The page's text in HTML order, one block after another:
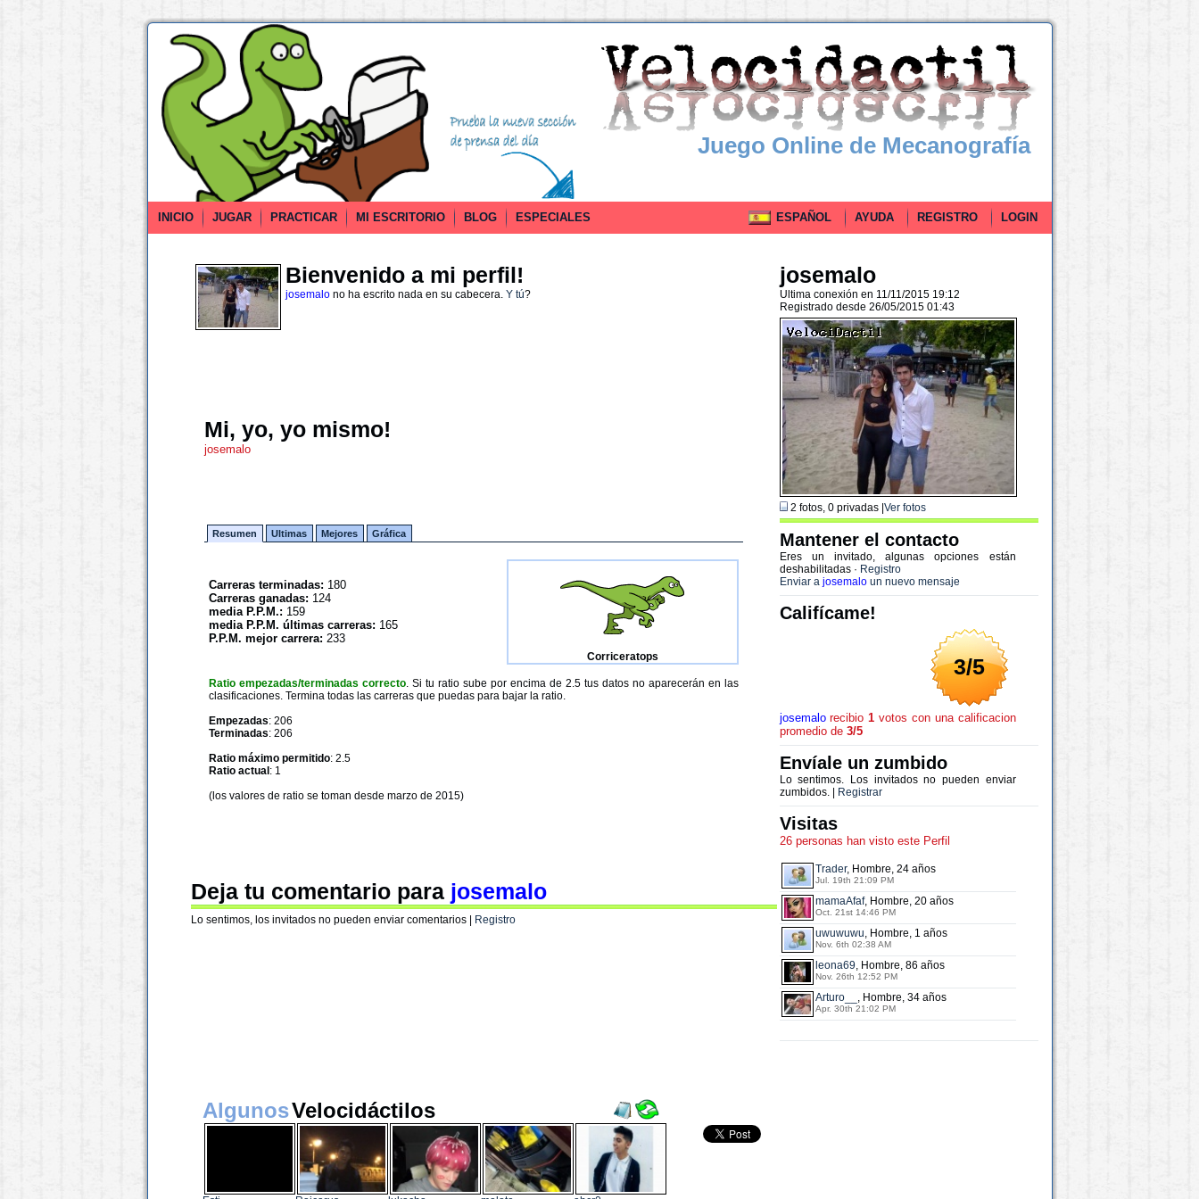
Juego Online de Mecanografía
INICIO JUGAR PRACTICAR MI ESCRITORIO BLOG ESPECIALES ESPAÑOL AYUDA REGISTRO LOGIN
Bienvenido a mi perfil!
josemalono ha escrito nada en su cabecera. Y tú?
Mi, yo, yo mismo!
josemalo
Resumen Ultimas Mejores Gráfica
Carreras terminadas: 180
Carreras ganadas: 124
media P.P.M.: 159
media P.P.M. últimas carreras: 165
P.P.M. mejor carrera: 233
Corriceratops
Ratio empezadas/terminadas correcto. Si tu ratio sube por encima de 2.5 tus datos no aparecerán en las
clasificaciones. Termina todas las carreras que puedas para bajar la ratio.
Empezadas: 206
Terminadas: 206
Ratio máximo permitido: 2.5
Ratio actual : 1
(los valores de ratio se toman desde marzo de 2015)
Deja tu comentario para josemalo
Lo sentimos, los invitados no pueden enviar comentarios | Registro
josemalo
Ultima conexión en 11/11/2015 19:12
Registrado desde 26/05/2015 01:43
2 fotos, 0 privadas | Ver fotos
Mantener el contacto
Eres un invitado, algunas opciones están
deshabilitadas · Registro
Enviar a josemaloun nuevo mensaje
Califícame!
3/5
josemalorecibio1 votos con una calificacion
promedio de 3/5
Envíale un zumbido
Lo sentimos. Los invitados no pueden enviar
zumbidos. |
Registrar
Visitas
26 personas han visto este Perfil
Trader, Hombre, 24 años
Jul. 19th 21:09 PM
mamaAfaf, Hombre, 20 años
Oct. 21st 14:46 PM
uwuwuwu, Hombre, 1 años
Nov. 6th 02:38 AM
leona69, Hombre, 86 años
Nov. 26th 12:52 PM
Arturo__ , Hombre, 34 años
Apr. 30th 21:02 PM
AlgunosVelocidáctilos